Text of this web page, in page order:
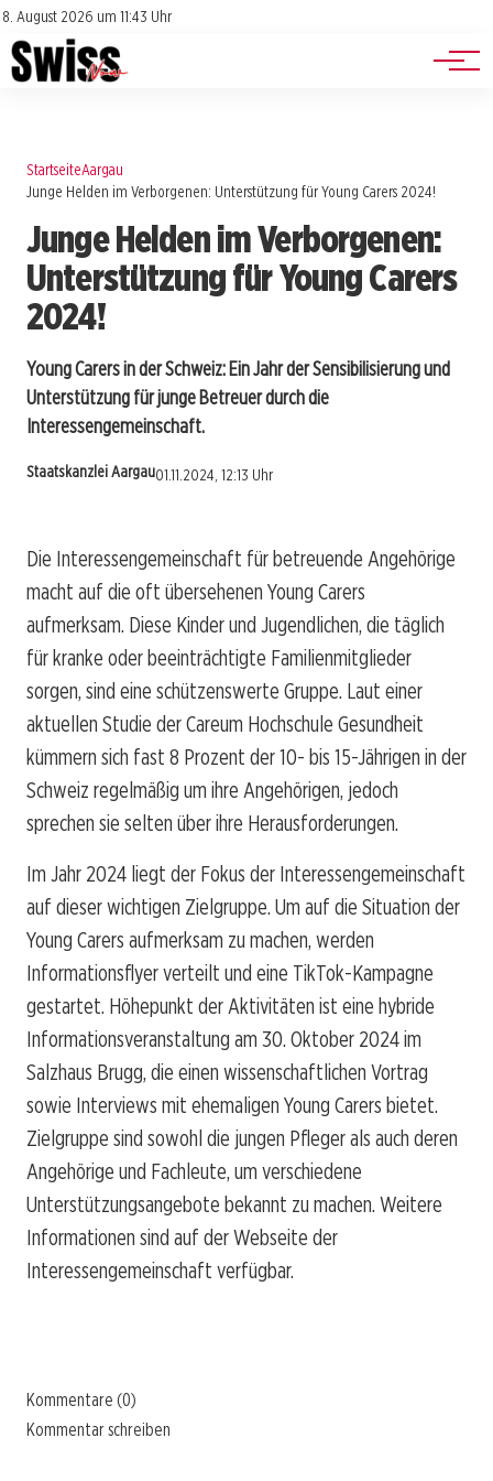
8. August 2026 um 11:43 Uhr
Impressum
Datenschutz
Jobs
Events
StartseiteAargau
Junge Helden im Verborgenen: Unterstützung für Young Carers 2024!
Junge Helden im Verborgenen:
Unterstützung für Young Carers
2024!
Young Carers in der Schweiz: Ein Jahr der Sensibilisierung und
Unterstützung für junge Betreuer durch die
Interessengemeinschaft.
Staatskanzlei Aargau01.11.2024, 12:13 Uhr
Die Interessengemeinschaft für betreuende Angehörige
macht auf die oft übersehenen Young Carers
aufmerksam. Diese Kinder und Jugendlichen, die täglich
für kranke oder beeinträchtigte Familienmitglieder
sorgen, sind eine schützenswerte Gruppe. Laut einer
aktuellen Studie der Careum Hochschule Gesundheit
kümmern sich fast 8 Prozent der 10- bis 15-Jährigen in der
Schweiz regelmäßig um ihre Angehörigen, jedoch
sprechen sie selten über ihre Herausforderungen.
Im Jahr 2024 liegt der Fokus der Interessengemeinschaft
auf dieser wichtigen Zielgruppe. Um auf die Situation der
Young Carers aufmerksam zu machen, werden
Informationsflyer verteilt und eine TikTok-Kampagne
gestartet. Höhepunkt der Aktivitäten ist eine hybride
Informationsveranstaltung am 30. Oktober 2024 im
Salzhaus Brugg, die einen wissenschaftlichen Vortrag
sowie Interviews mit ehemaligen Young Carers bietet.
Zielgruppe sind sowohl die jungen Pfleger als auch deren
Angehörige und Fachleute, um verschiedene
Unterstützungsangebote bekannt zu machen. Weitere
Informationen sind auf der Webseite der
Interessengemeinschaft verfügbar.
Kommentare (0)
Kommentar schreiben